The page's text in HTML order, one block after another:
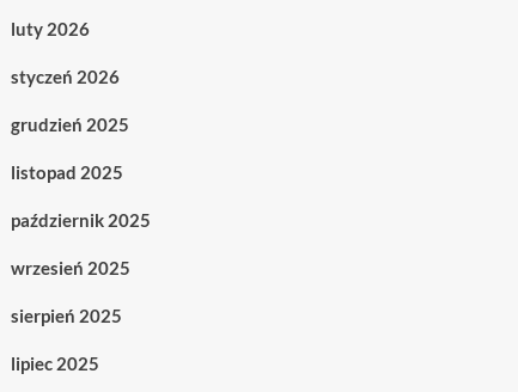
luty 2026
styczeń 2026
grudzień 2025
listopad 2025
październik 2025
wrzesień 2025
sierpień 2025
lipiec 2025